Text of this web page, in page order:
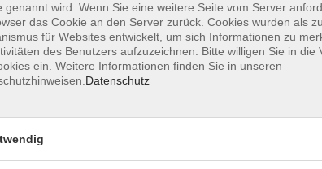
und Donnerstag:
26203 Wardenburg
genannt wird. Wenn Sie eine weitere Seite vom Server
das Cookie an den Server zurück. Cookies wurden als
für Websites entwickelt, um sich Informationen zu
des Benutzers aufzuzeichnen. Bitte willigen Sie in die
ein. Weitere Informationen finden Sie in unseren
Datenschutz